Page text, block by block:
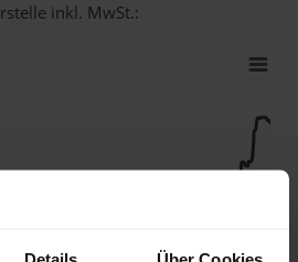
Details Über Cookies
inkl. MwSt.: